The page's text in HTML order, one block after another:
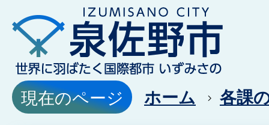
現在のページ ホーム 各課